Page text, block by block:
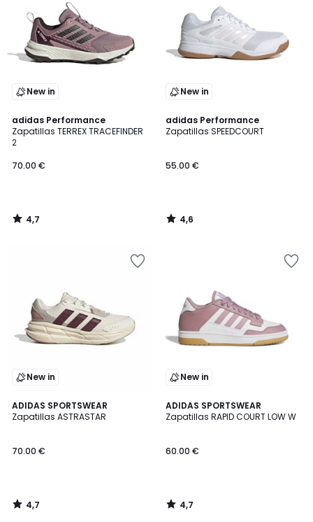
New in
adidas Performance
Zapatillas TERREX TRACEFINDER
2
70.00 €
4,7
/ 5
4,7
/
New in
adidas Performance
Zapatillas SPEEDCOURT
55.00 €
4,6
/ 5
4,6
/
New in
ADIDAS SPORTSWEAR
Zapatillas ASTRASTAR
70.00 €
4,7
/ 5
4,7
/
New in
ADIDAS SPORTSWEAR
Zapatillas RAPID COURT LOW W
60.00 €
4,7
/ 5
4,7
/